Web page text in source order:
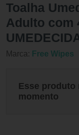
Toalha
Adulto com
Marca: Free Wipes
Esse produto
momento